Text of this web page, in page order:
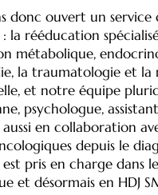
donc ouvert un
: la rééducation
métabolique,
la traumatologie et la
et notre équipe
psychologue,
en collaboration
depuis le
pris en charge dans
et désormais en HDJ